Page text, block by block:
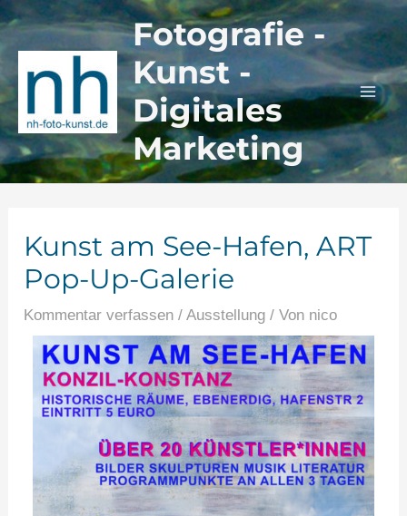
Zum
Inhalt
Fotografie -
Kunst -
Digitales
Marketing
Kunst am See-Hafen, ART
Pop-Up-Galerie
Kommentar verfassen /Ausstellung / Von nico
Beitragsnavigation